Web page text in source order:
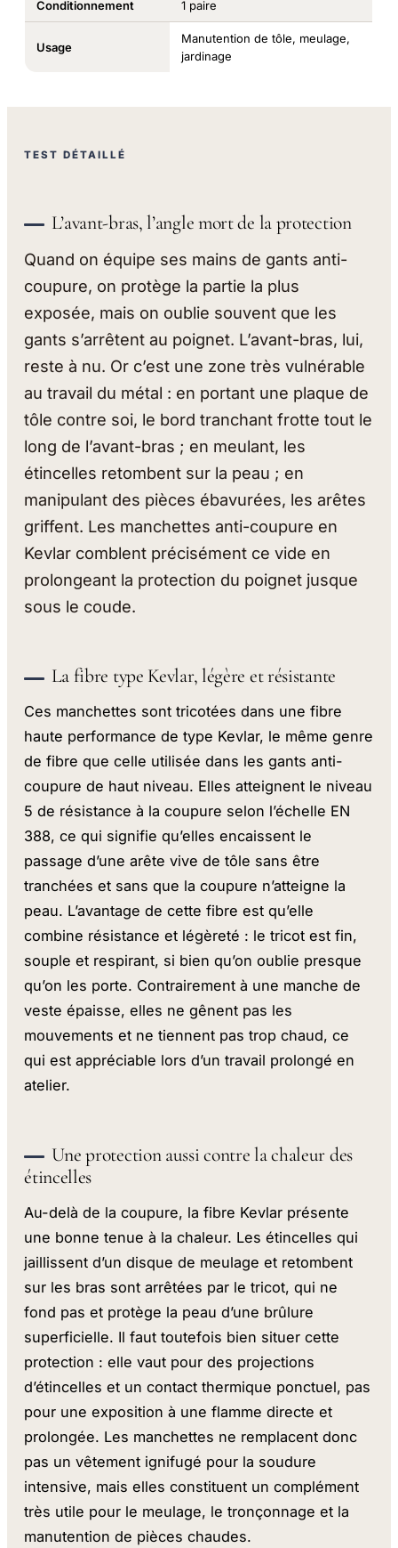
Conditionnement 1 paire
Usage
Manutention de tôle, meulage,
jardinage
TEST DÉTAILLÉ
L’avant-bras, l’angle mort de la protection
Quand on équipe ses mains de gants anti-
coupure, on protège la partie la plus
exposée, mais on oublie souvent que les
gants s’arrêtent au poignet. L’avant-bras, lui,
reste à nu. Or c’est une zone très vulnérable
au travail du métal : en portant une plaque de
tôle contre soi, le bord tranchant frotte tout le
long de l’avant-bras ; en meulant, les
étincelles retombent sur la peau ; en
manipulant des pièces ébavurées, les arêtes
griffent. Les manchettes anti-coupure en
Kevlar comblent précisément ce vide en
prolongeant la protection du poignet jusque
sous le coude.
La fibre type Kevlar, légère et résistante
Ces manchettes sont tricotées dans une fibre
haute performance de type Kevlar, le même genre
de fibre que celle utilisée dans les gants anti-
coupure de haut niveau. Elles atteignent le niveau
5 de résistance à la coupure selon l’échelle EN
388, ce qui signifie qu’elles encaissent le
passage d’une arête vive de tôle sans être
tranchées et sans que la coupure n’atteigne la
peau. L’avantage de cette fibre est qu’elle
combine résistance et légèreté : le tricot est fin,
souple et respirant, si bien qu’on oublie presque
qu’on les porte. Contrairement à une manche de
veste épaisse, elles ne gênent pas les
mouvements et ne tiennent pas trop chaud, ce
qui est appréciable lors d’un travail prolongé en
atelier.
Une protection aussi contre la chaleur des
étincelles
Au-delà de la coupure, la fibre Kevlar présente
une bonne tenue à la chaleur. Les étincelles qui
jaillissent d’un disque de meulage et retombent
sur les bras sont arrêtées par le tricot, qui ne
fond pas et protège la peau d’une brûlure
superficielle. Il faut toutefois bien situer cette
protection : elle vaut pour des projections
d’étincelles et un contact thermique ponctuel, pas
pour une exposition à une flamme directe et
prolongée. Les manchettes ne remplacent donc
pas un vêtement ignifugé pour la soudure
intensive, mais elles constituent un complément
très utile pour le meulage, le tronçonnage et la
manutention de pièces chaudes.